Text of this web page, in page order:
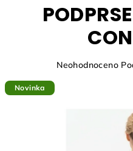
Průměrné
Neohodnoceno
Novinka